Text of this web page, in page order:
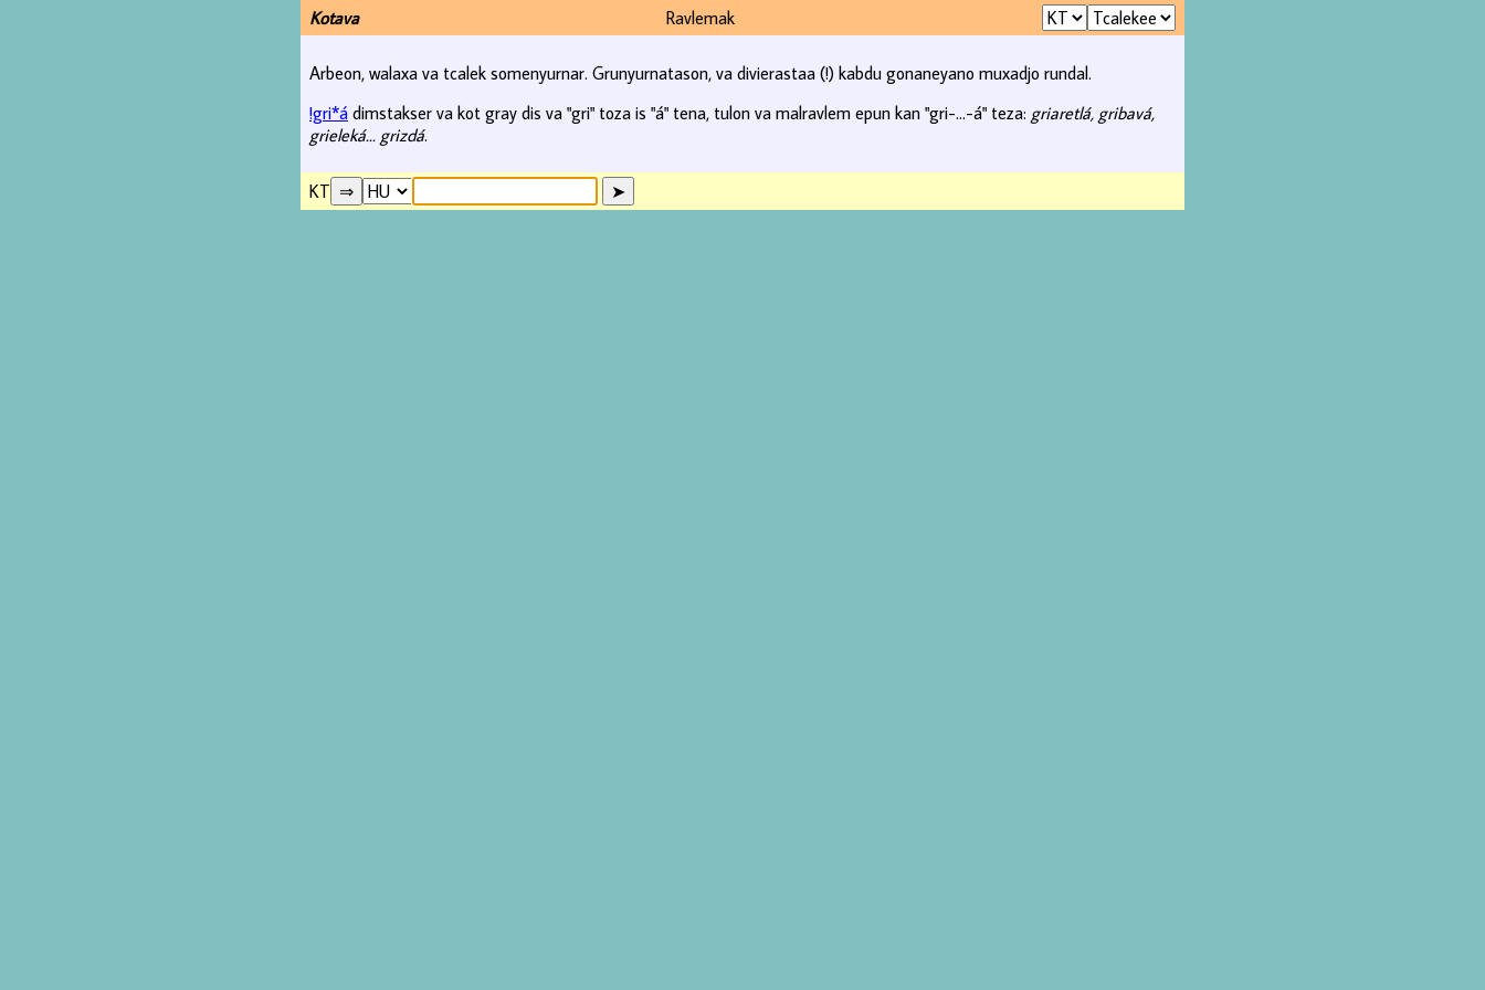
Kotava Ravlemak
Arbeon, walaxa va tcalek somenyurnar. Grunyurnatason, va divierastaa (!) kabdu gonaneyano muxadjo rundal.
!gri*á dimstakser va kot gray dis va "gri" toza is "á" tena, tulon va malravlem epun kan "gri-...-á" teza: griaretlá, gribavá,
grieleká... grizdá.
KT